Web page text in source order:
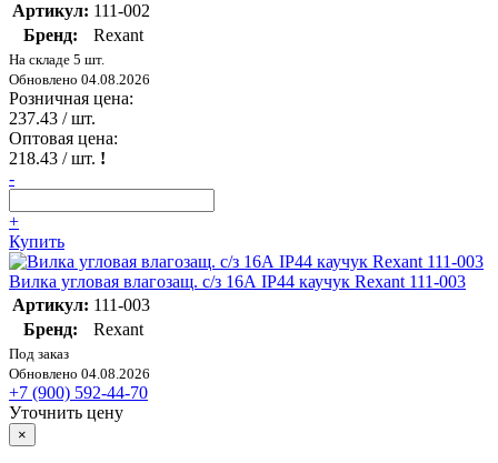
Артикул: 111-002
Бренд:
Rexant
На складе 5 шт.
Обновлено 04.08.2026
Розничная цена:
237.43 / шт.
Оптовая цена:
218.43 / шт. !
-
+
Купить
Вилка угловая влагозащ. с/з 16А IP44 каучук Rexant 111-003
Артикул: 111-003
Бренд:
Rexant
Под заказ
Обновлено 04.08.2026
+7 (900) 592-44-70
Уточнить цену
×